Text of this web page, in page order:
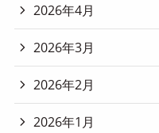
2026年4月
2026年3月
2026年2月
2026年1月